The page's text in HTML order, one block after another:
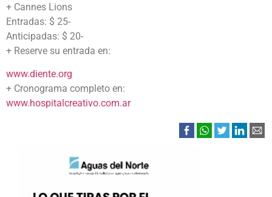
+ Cannes Lions
Entradas: $ 25-
Anticipadas: $ 20-
+ Reserve su entrada en:
www.diente.org
+ Cronograma completo en:
www.hospitalcreativo.com.ar